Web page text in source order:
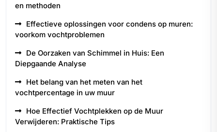
en methoden
Effectieve oplossingen voor condens op muren:
voorkom vochtproblemen
De Oorzaken van Schimmel in Huis: Een
Diepgaande Analyse
Het belang van het meten van het
vochtpercentage in uw muur
Hoe Effectief Vochtplekken op de Muur
Verwijderen: Praktische Tips